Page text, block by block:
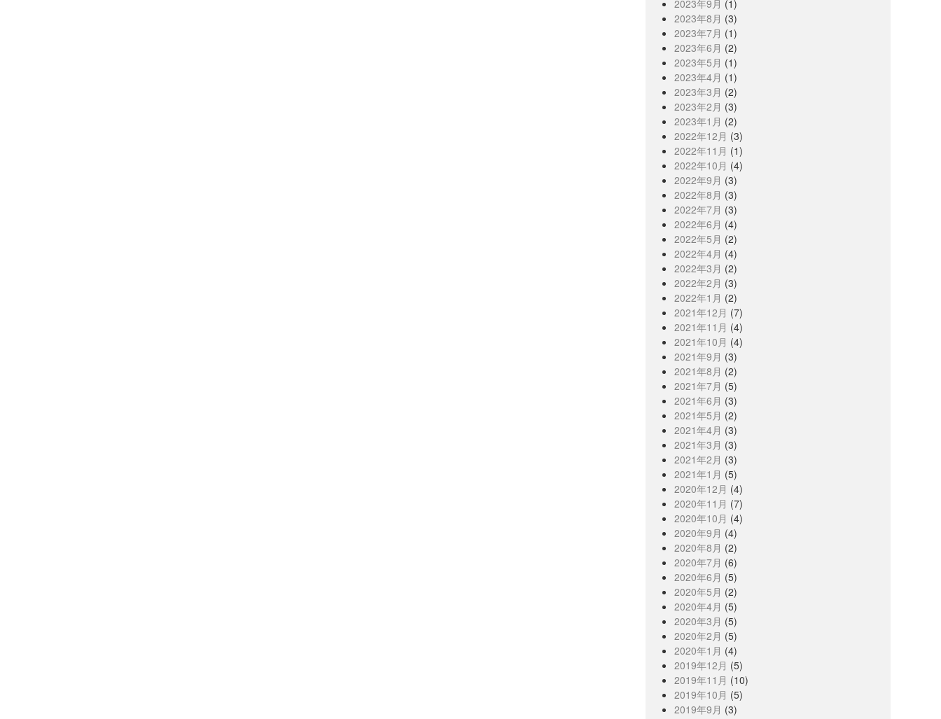
2023年9月 (1)
2023年8月 (3)
2023年7月 (1)
2023年6月 (2)
2023年5月 (1)
2023年4月 (1)
2023年3月 (2)
2023年2月 (3)
2023年1月 (2)
2022年12月 (3)
2022年11月 (1)
2022年10月 (4)
2022年9月 (3)
2022年8月 (3)
2022年7月 (3)
2022年6月 (4)
2022年5月 (2)
2022年4月 (4)
2022年3月 (2)
2022年2月 (3)
2022年1月 (2)
2021年12月 (7)
2021年11月 (4)
2021年10月 (4)
2021年9月 (3)
2021年8月 (2)
2021年7月 (5)
2021年6月 (3)
2021年5月 (2)
2021年4月 (3)
2021年3月 (3)
2021年2月 (3)
2021年1月 (5)
2020年12月 (4)
2020年11月 (7)
2020年10月 (4)
2020年9月 (4)
2020年8月 (2)
2020年7月 (6)
2020年6月 (5)
2020年5月 (2)
2020年4月 (5)
2020年3月 (5)
2020年2月 (5)
2020年1月 (4)
2019年12月 (5)
2019年11月 (10)
2019年10月 (5)
2019年9月 (3)